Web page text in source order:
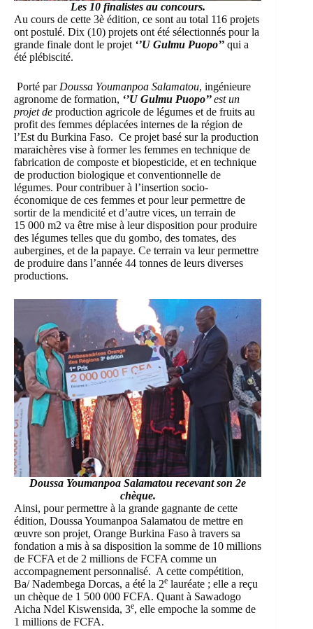
Les 10 finalistes au concours.
Au cours de cette 3è édition, ce sont au total 116 projets
ont postulé. Dix (10) projets ont été sélectionnés pour la
grande finale dont le projet ‘’U Gulmu Puopo’’ qui a
été plébiscité.
Porté par Doussa Youmanpoa Salamatou, ingénieure
agronome de formation, ‘’U Gulmu Puopo’’est un
projet de production agricole de légumes et de fruits au
profit des femmes déplacées internes de la région de
l’Est du Burkina Faso. Ce projet basé sur la production
maraichères vise à former les femmes en technique de
fabrication de composte et biopesticide, et en technique
de production biologique et conventionnelle de
légumes. Pour contribuer à l’insertion socio-
économique de ces femmes et pour leur permettre de
sortir de la mendicité et d’autre vices, un terrain de
15 000 m2 va être mise à leur disposition pour produire
des légumes telles que du gombo, des tomates, des
aubergines, et de la papaye. Ce terrain va leur permettre
de produire dans l’année 44 tonnes de leurs diverses
productions.
Doussa Youmanpoa Salamatou recevant son 2e
chèque.
Ainsi, pour permettre à la grande gagnante de cette
édition, Doussa Youmanpoa Salamatou de mettre en
œuvre son projet, Orange Burkina Faso à travers sa
fondation a mis à sa disposition la somme de 10 millions
de FCFA et de 2 millions de FCFA comme un
accompagnement personnalisé. A cette compétition,
Ba/ Nadembega Dorcas, a été la 2e lauréate ; elle a reçu
un chèque de 1 500 000 FCFA. Quant à Sawadogo
Aicha Ndel Kiswensida, 3e, elle empoche la somme de
1 millions de FCFA.